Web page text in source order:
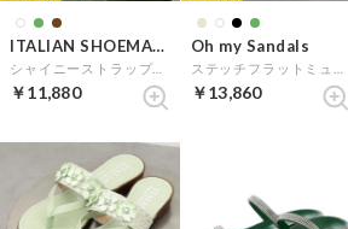
ITALIAN SHOEMAKERS
￥11,880
Oh my Sandals
￥13,860